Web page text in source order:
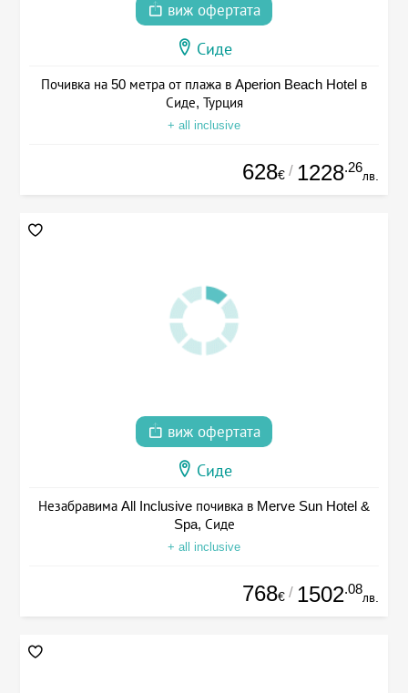
виж офертата
Сиде
Почивка на 50 метра от плажа в Aperion Beach Hotel в
Сиде, Турция
+ all inclusive
628€ / 1228.26
лв.
виж офертата
Сиде
Незабравима All Inclusive почивка в Merve Sun Hotel &
Spa, Сиде
+ all inclusive
768€ / 1502.08
лв.